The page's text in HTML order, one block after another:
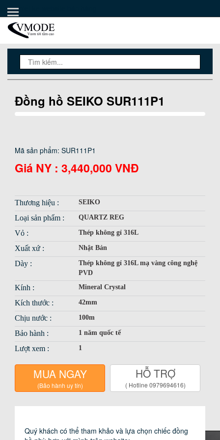
Thiết kế website bán hàng
PHẦN MỀM AUTO POST
KHO GIAO DIỆN
HƯỚNG DẪN
THÀNH VIÊN VIP
LẬP TRÌNH
Đồng hồ SEIKO SUR111P1
Mã sản phẩm: SUR111P1
Giá NY : 3,440,000 VNĐ
Thương hiệu : SEIKO
Loại sản phẩm : QUARTZ REG
Vỏ : Thép không gỉ 316L
Xuất xứ : Nhật Bản
Dày :
Thép không gỉ 316L mạ vàng công nghệ
PVD
Kính : Mineral Crystal
Kích thước : 42mm
Chịu nước : 100m
Bảo hành : 1 năm quốc tế
Lượt xem : 1
MUA NGAY
(Bảo hành uy tín)
HỖ TRỢ
( Hotline 0979694616)
Chính sách bảo hành
ANH WATCH
Hướng dẫn mua hàng
Quý khách có thể tham khảo và lựa chọn chiếc đồng